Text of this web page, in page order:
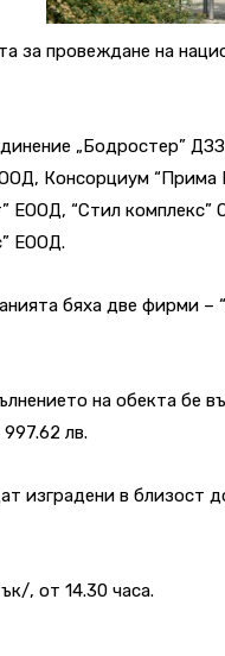
за провеждане на
„Бодростер”
Консорциум
ЕООД, “Стил комплекс”
ЕООД.
бяха две фирми –
на обекта бе
лв.
изградени в близост
, от 14.30 часа.